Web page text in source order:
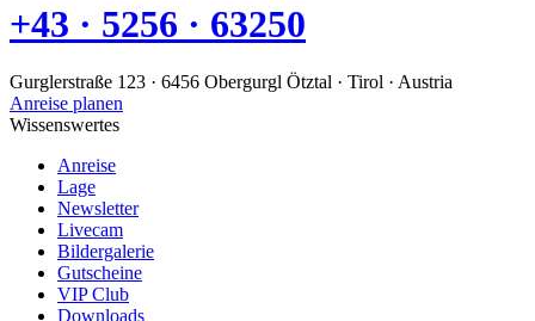
+43 · 5256 · 63250
Gurglerstraße 123 · 6456 Obergurgl Ötztal · Tirol · Austria
Anreise planen
Wissenswertes
Anreise
Lage
Newsletter
Livecam
Bildergalerie
Gutscheine
VIP Club
Downloads